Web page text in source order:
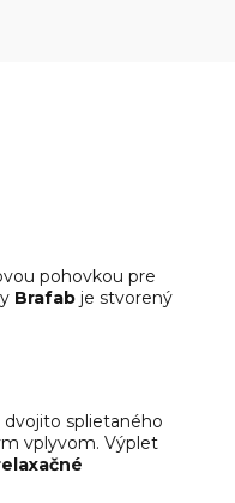
pohovkou pre
Brafab je stvorený
dvojito splietaného
vplyvom. Výplet